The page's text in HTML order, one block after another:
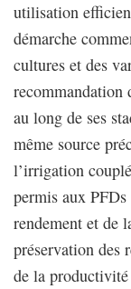
utilisation
démarche
cultures et des
au long de ses
même source
l’irrigation
permis aux
rendement et de
préservation des
de la